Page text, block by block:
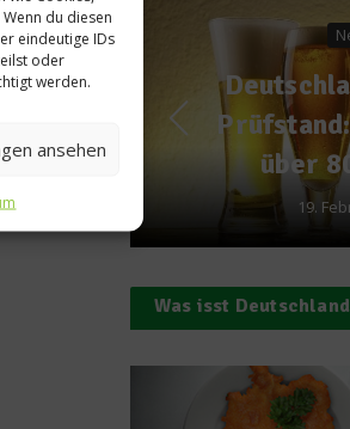
du diesen
eindeutige IDs
oder
werden.
ansehen
News
auf dem
DLG testet
800 Biere
Was isst Deutschland